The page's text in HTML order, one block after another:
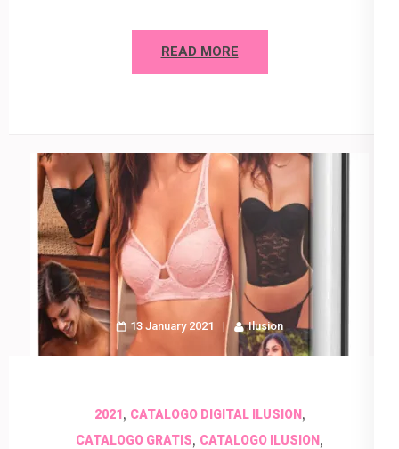
READ MORE
13 January 2021 Ilusion
2021, CATALOGO DIGITAL ILUSION,
CATALOGO GRATIS, CATALOGO ILUSION ,